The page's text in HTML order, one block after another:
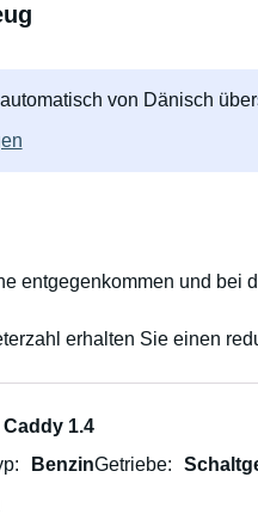
von Dänisch
entgegenkommen und
erhalten Sie einen
Caddy 1.4
BenzinGetriebe